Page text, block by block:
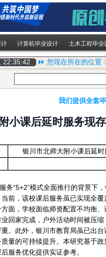
计算机毕业设计 土木工程毕业
22:35:42 您现在所在的位置
我们提供全套
小课后延时服务现
银川市北师大附小课后延
务“5+2”模式全面推行的背景
前，该校课后服务虽已实现全
面，学校面临师资配置不均衡
回家完成，户外活动时间被压
。此外，银川市教育局虽已出
量的可持续提升。本研究基于
服务优化提供实证参考。